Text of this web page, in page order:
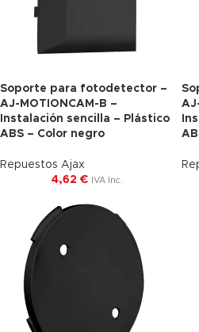
Soporte para fotodetector –
AJ-MOTIONCAM-B –
Instalación sencilla – Plástico
ABS – Color negro
Repuestos Ajax
4,62 € IVA Inc.